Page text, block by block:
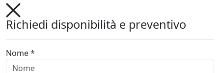
Richiedi disponibilità e preventivo
Nome *